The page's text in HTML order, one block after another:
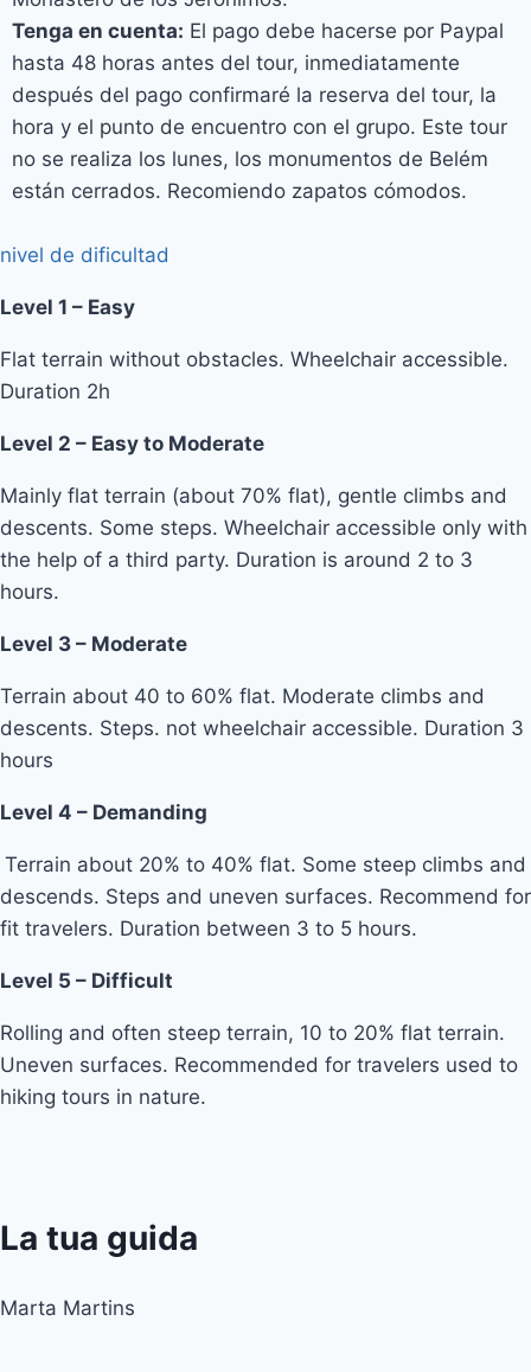
Tenga en cuenta: El pago debe hacerse por Paypal
hasta 48 horas antes del tour, inmediatamente
después del pago confirmaré la reserva del tour, la
hora y el punto de encuentro con el grupo. Este tour
no se realiza los lunes, los monumentos de Belém
están cerrados. Recomiendo zapatos cómodos.
nivel de dificultad
Level 1 – Easy
Flat terrain without obstacles. Wheelchair accessible.
Duration 2h
Level 2 – Easy to Moderate
Mainly flat terrain (about 70% flat), gentle climbs and
descents. Some steps. Wheelchair accessible only with
the help of a third party. Duration is around 2 to 3
hours.
Level 3 – Moderate
Terrain about 40 to 60% flat. Moderate climbs and
descents. Steps. not wheelchair accessible. Duration 3
hours
Level 4 – Demanding
Terrain about 20% to 40% flat. Some steep climbs and
descends. Steps and uneven surfaces. Recommend for
fit travelers. Duration between 3 to 5 hours.
Level 5 – Difficult
Rolling and often steep terrain, 10 to 20% flat terrain.
Uneven surfaces. Recommended for travelers used to
hiking tours in nature.
La tua guida
Marta Martins